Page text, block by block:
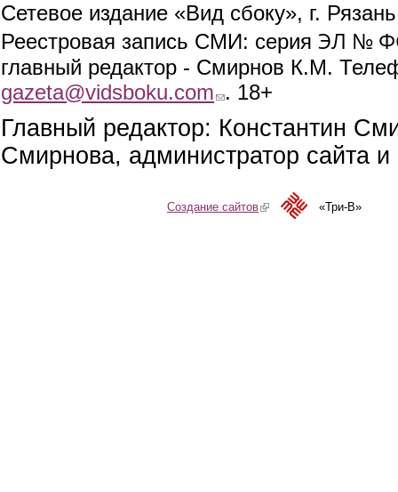
Сетевое издание «Вид сбоку», г.
Реестровая запись СМИ: серия ЭЛ №
главный редактор - Смирнов К.М.
gazeta@vidsboku.com (link sends e-mail)
. 18+
Главный редактор: Константин
Смирнова, администратор сайта
Создание сайтов(link is external)«Три-В»